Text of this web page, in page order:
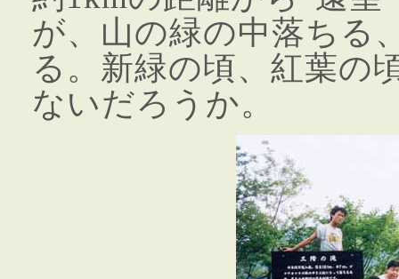
が、山の緑の中落ちる
る。新緑の頃、紅葉の
ないだろうか。